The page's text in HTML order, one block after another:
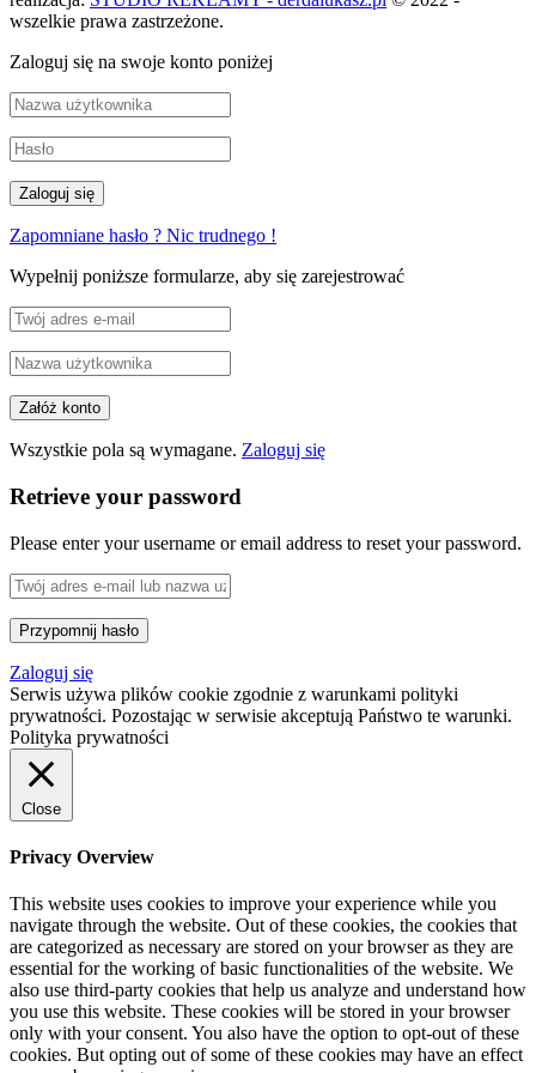
wszelkie prawa zastrzeżone.
Zaloguj się na swoje konto poniżej
Zapomniane hasło ? Nic trudnego !
Wypełnij poniższe formularze, aby się zarejestrować
Wszystkie pola są wymagane. Zaloguj się
Retrieve your password
Please enter your username or email address to reset your password.
Zaloguj się
Serwis używa plików cookie zgodnie z warunkami polityki
prywatności. Pozostając w serwisie akceptują Państwo te warunki.
Polityka prywatności
Close
Privacy Overview
This website uses cookies to improve your experience while you
navigate through the website. Out of these cookies, the cookies that
are categorized as necessary are stored on your browser as they are
essential for the working of basic functionalities of the website. We
also use third-party cookies that help us analyze and understand how
you use this website. These cookies will be stored in your browser
only with your consent. You also have the option to opt-out of these
cookies. But opting out of some of these cookies may have an effect